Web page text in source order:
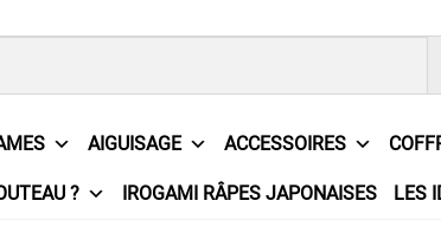
AIGUISAGE ACCESSOIRES
? IROGAMI RÂPES JAPONAISES LES